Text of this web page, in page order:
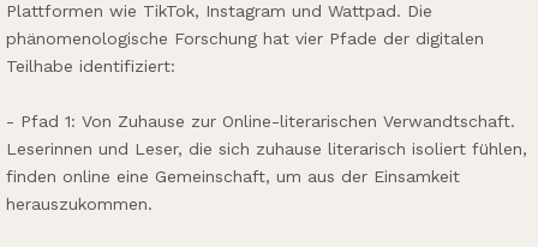
Plattformen wie TikTok, Instagram und Wattpad. Die
phänomenologische Forschung hat vier Pfade der digitalen
Teilhabe identifiziert:
- Pfad 1: Von Zuhause zur Online-literarischen Verwandtschaft.
Leserinnen und Leser, die sich zuhause literarisch isoliert fühlen,
finden online eine Gemeinschaft, um aus der Einsamkeit
herauszukommen.